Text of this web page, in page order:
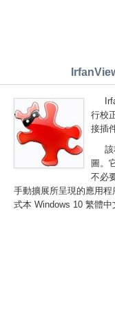
行校
接插
圖。
不必
手動擴展所呈現的應用
式本 Windows 10 繁體中